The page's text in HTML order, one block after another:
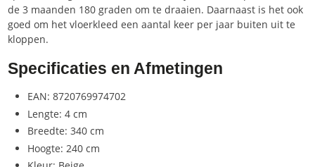
de 3 maanden 180 graden om te draaien. Daarnaast is het ook
goed om het vloerkleed een aantal keer per jaar buiten uit te
kloppen.
Specificaties en Afmetingen
EAN: 8720769974702
Lengte: 4 cm
Breedte: 340 cm
Hoogte: 240 cm